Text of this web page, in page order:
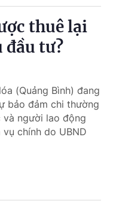
thuê lại
đầu tư?
(Quảng Bình) đang
bảo đảm chi thường
người lao động
chính do UBND